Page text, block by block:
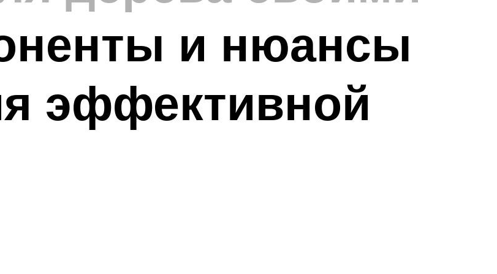
и нюансы
эффективной